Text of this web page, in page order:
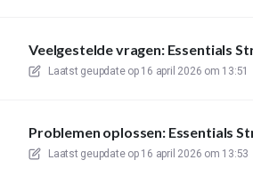
Veelgestelde vragen: Essentials
Laatst geupdate op 16 april 2026 om 13:51
Problemen oplossen: Essentials
Laatst geupdate op 16 april 2026 om 13:53